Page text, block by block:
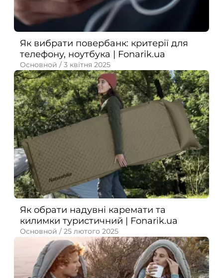
Як вибрати повербанк: критерії для
телефону, ноутбука | Fonarik.ua
Основной / 3 квітня 2025
Як обрати надувні каремати та
килимки туристичний | Fonarik.ua
Основной / 25 лютого 2025